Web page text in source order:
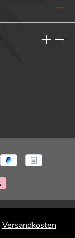
Versandkosten